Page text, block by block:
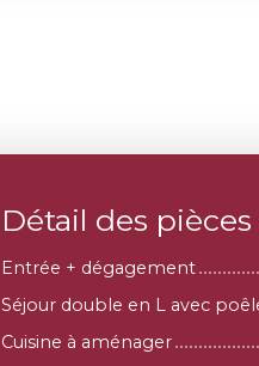
Détail des pièces
Entrée + dégagement
Séjour double en L avec
Cuisine à aménager